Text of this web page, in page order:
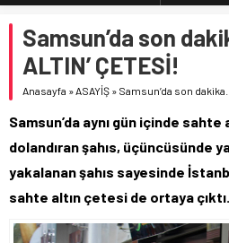
YÖNETİCİ SEÇERKEN
47,7025
EURO
55,0112
6.519,97
Samsun’da son
ALTIN’ ÇETESİ!
Anasayfa »ASAYİŞ » Samsun’da son dakika..
Samsun’da aynı gün içinde sahte
dolandıran şahıs, üçüncüsünde
yakalanan şahıs sayesinde
sahte altın çetesi de ortaya çıktı.